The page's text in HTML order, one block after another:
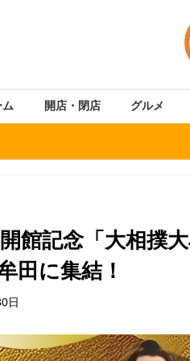
ム 開店・閉店 グルメ
館記念「大相撲
田に集結！
日